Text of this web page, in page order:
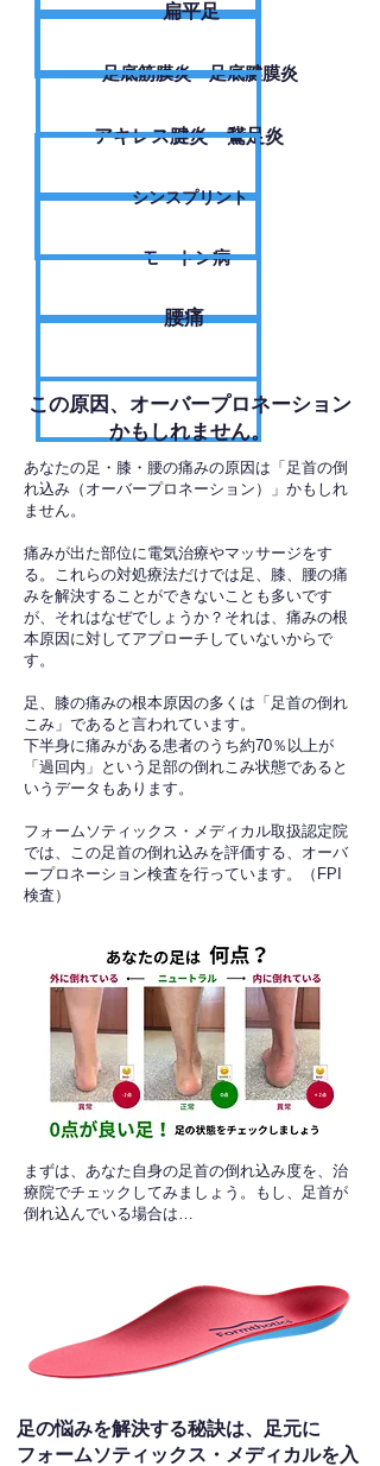
扁平足
足底筋膜炎・足底腱膜炎
アキレス腱炎・鵞足炎
シンスプリント
モートン病
腰痛
​この原因、オーバープロネーション
かもしれません。
あなたの足・膝・腰の痛みの原因は「足首の倒
れ込み（オーバープロネーション）」かもしれ
ません。
痛みが出た部位に電気治療やマッサージをす
る。これらの対処療法だけでは足、膝、腰の痛
みを解決することができないことも多いです
が、それはなぜでしょうか？それは、痛みの根
本原因に対してアプローチしていないからで
す。
足、膝の痛みの根本原因の多くは「足首の倒れ
こみ」であると言われています。
下半身に痛みがある患者のうち約70％以上が
「過回内」という足部の倒れこみ状態であると
いうデータもあります。
フォームソティックス・メディカル取扱認定院
では、この足首の倒れ込みを評価する、オーバ
ープロネーション検査を行っています。（FPI
検査）​
​まずは、あなた自身の足首の倒れ込み度を、治
療院でチェックしてみましょう。もし、足首が
倒れ込んでいる場合は…
足の悩みを解決する秘訣は、足元に
フォームソティックス・メディカルを入